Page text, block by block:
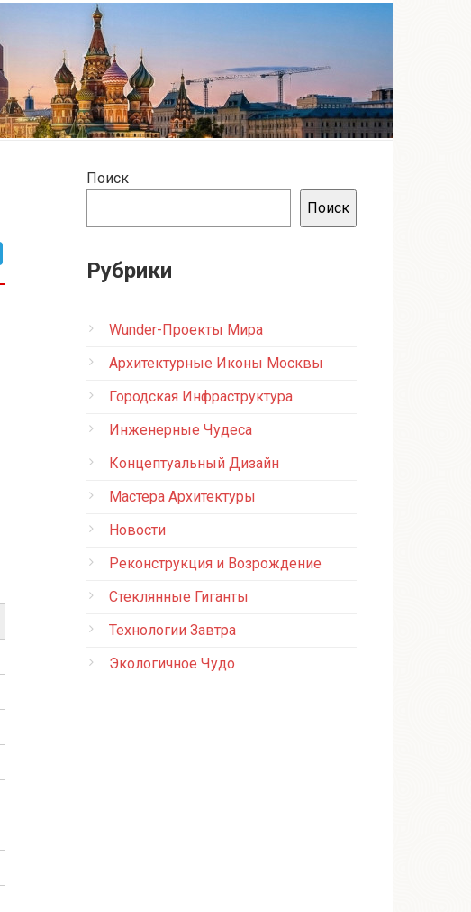
Поиск
Поиск
Рубрики
Wunder-Проекты Мира
Архитектурные Иконы Москвы
Городская Инфраструктура
Инженерные Чудеса
Концептуальный Дизайн
Мастера Архитектуры
Новости
Реконструкция и Возрождение
Стеклянные Гиганты
Технологии Завтра
Экологичное Чудо